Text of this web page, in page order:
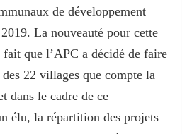
de développement
La nouveauté pour cette
fait que l’APC a décidé de faire
22 villages que compte la
dans le cadre de ce
élu, la répartition des projets